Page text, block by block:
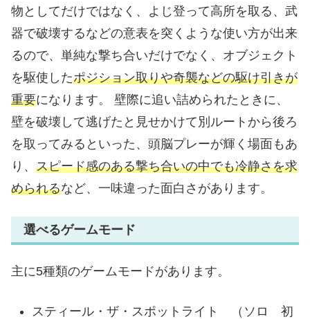
物としてだけではなく、よじ登って高所を取る、武
器で破壊するなどの意表を突くような使い方が出来
るので、単純な撃ち合いだけでなく、オブジェクト
を駆使したポジション取りや奇襲などの駆け引きが
重要になります。 壁際に追い詰められたときに、
壁を破壊して逃げたと見せかけて別ルートから後ろ
を取ってみるといった、頭脳プレーが輝く場面もあ
り、 スピード感のある撃ち合いの中でも冷静さを求
められるなど、一味違った面白さがあります。
選べるゲームモード
主に5種類のゲームモードがあります。
スティール・ザ・スポットライト （ソロ 初